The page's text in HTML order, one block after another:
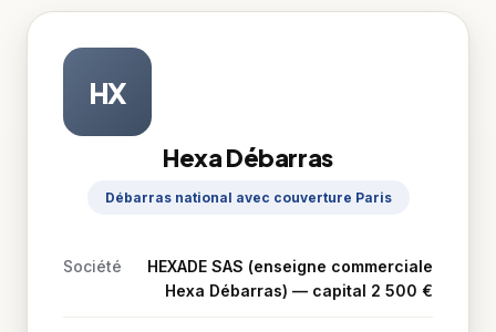
HX
Hexa Débarras
Débarras national avec couverture Paris
Société
HEXADE SAS (enseigne commerciale
Hexa Débarras) — capital 2 500 €